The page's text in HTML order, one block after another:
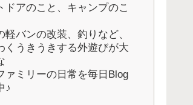
ドアのこと、キャンプのこ
軽バンの改装、釣りなど、
くうきうきする外遊びが大
ァミリーの日常を毎日Blog
♪